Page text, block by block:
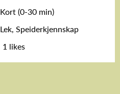
Kort (0-30 min)
Lek, Speiderkjennskap
1 likes